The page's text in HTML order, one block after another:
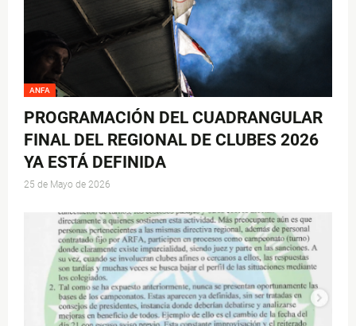
ANFA
PROGRAMACIÓN DEL CUADRANGULAR
FINAL DEL REGIONAL DE CLUBES 2026
YA ESTÁ DEFINIDA
25 de Mayo de 2026